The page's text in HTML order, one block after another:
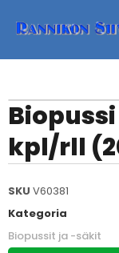
Biopussi
kpl/rll
SKU V60381
Kategoria
Biopussit ja -säkit